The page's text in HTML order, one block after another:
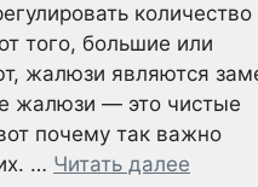
количество
того, большие или
жалюзи являются
жалюзи — это чистые
почему так важно
… Читать далее